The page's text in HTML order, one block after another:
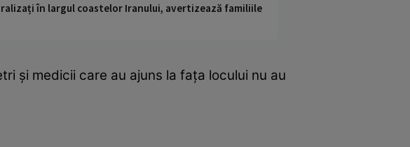
în largul coastelor Iranului, avertizează familiile
și medicii care au ajuns la fața locului nu au